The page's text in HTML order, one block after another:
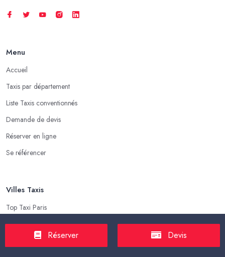
Menu
Accueil
Taxis par département
Liste Taxis conventionnés
Demande de devis
Réserver en ligne
Se référencer
Villes Taxis
Top Taxi Paris
Top Taxi Marseille
Top Taxi Lyon
Réserver Devis